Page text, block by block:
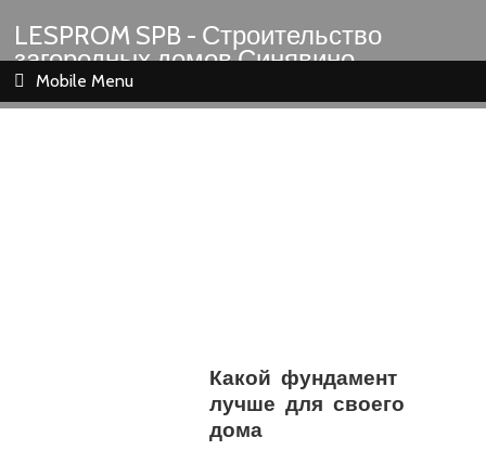
LESPROM SPB - Строительство
загородных домов Синявино
Шлиссельбург Кировск Назия
Mobile Menu
Какой фундамент
лучше для своего
дома